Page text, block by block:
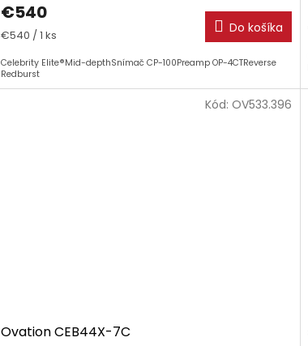
€540
Jednotková
€540 / 1 ks Do košíka
Celebrity Elite®Mid-depthSnímač CP-100Preamp OP-4CTReverse
Redburst
Ovation CEB44X-7C
Kód: OV533.396